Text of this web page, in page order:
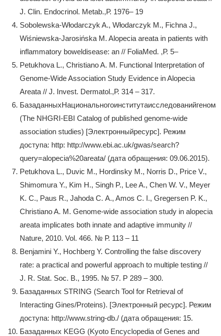
J. Clin. Endocrinol. Metab.,Р. 1976– 19
Sobolewska-Włodarczyk A., Włodarczyk M., Fichna J.,
Wiśniewska-Jarosińska M. Alopecia areata in patients with
inflammatory boweldisease: an // FoliaMed. ,Р. 5–
Petukhova L., Christiano A. M. Functional Interpretation of
Genome-Wide Association Study Evidence in Alopecia
Areata // J. Invest. Dermatol.,Р. 314 – 317.
(The NHGRI-EBI Catalog of published genome-wide
association studies) [Электронныйресурс]. Режим
доступа: http: http://www.ebi.ac.uk/gwas/search?
query=alopecia%20areata/ (дата обращения: 09.06.2015).
Petukhova L., Duvic M., Hordinsky M., Norris D., Price V.,
Shimomura Y., Kim H., Singh P., Lee A., Chen W. V., Meyer
K. C., Paus R., Jahoda C. A., Amos C. I., Gregersen P. K.,
Christiano A. M. Genome-wide association study in alopecia
areata implicates both innate and adaptive immunity //
Nature, 2010. Vol. 466. № Р. 113 – 11
Benjamini Y., Hochberg Y. Controlling the false discovery
rate: a practical and powerful approach to multiple testing //
J. R. Stat. Soc. B., 1995. № 57. P 289 – 300.
Базаданных STRING (Search Tool for Retrieval of
Interacting Gines/Proteins). [Электронный ресурс]. Режим
доступа: http://www.string-db./ (дата обращения: 15.
Базаданных KEGG (Kyoto Encyclopedia of Genes and